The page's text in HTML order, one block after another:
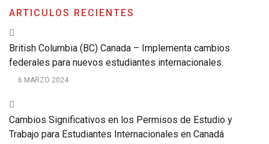
ARTICULOS RECIENTES
British Columbia (BC) Canada – Implementa cambios
federales para nuevos estudiantes internacionales.
6 MARZO 2024
Cambios Significativos en los Permisos de Estudio y
Trabajo para Estudiantes Internacionales en Canadá